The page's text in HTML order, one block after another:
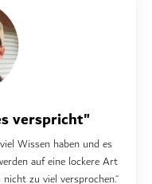
verspricht"
Wissen haben und es
auf eine lockere Art
zu viel versprochen.“